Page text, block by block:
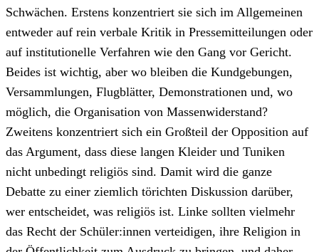
Schwächen. Erstens konzentriert sie sich im Allgemeinen
entweder auf rein verbale Kritik in Pressemitteilungen oder
auf institutionelle Verfahren wie den Gang vor Gericht.
Beides ist wichtig, aber wo bleiben die Kundgebungen,
Versammlungen, Flugblätter, Demonstrationen und, wo
möglich, die Organisation von Massenwiderstand?
Zweitens konzentriert sich ein Großteil der Opposition auf
das Argument, dass diese langen Kleider und Tuniken
nicht unbedingt religiös sind. Damit wird die ganze
Debatte zu einer ziemlich törichten Diskussion darüber,
wer entscheidet, was religiös ist. Linke sollten vielmehr
das Recht der Schüler:innen verteidigen, ihre Religion in